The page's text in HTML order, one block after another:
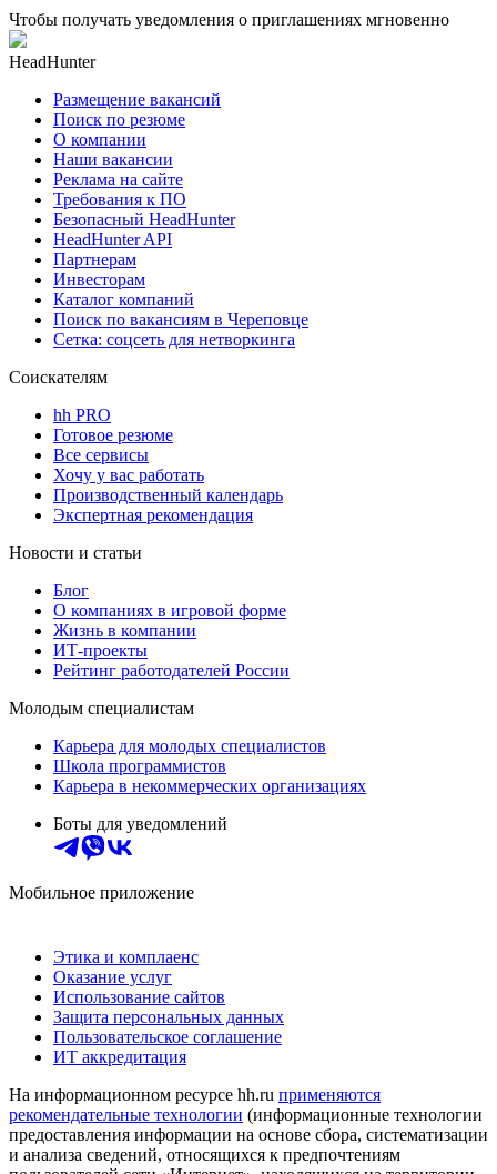
Чтобы получать уведомления о приглашениях мгновенно
HeadHunter
Размещение вакансий
Поиск по резюме
О компании
Наши вакансии
Реклама на сайте
Требования к ПО
Безопасный HeadHunter
HeadHunter API
Партнерам
Инвесторам
Каталог компаний
Поиск по вакансиям в Череповце
Сетка: соцсеть для нетворкинга
Соискателям
hh PRO
Готовое резюме
Все сервисы
Хочу у вас работать
Производственный календарь
Экспертная рекомендация
Новости и статьи
Блог
О компаниях в игровой форме
Жизнь в компании
ИТ-проекты
Рейтинг работодателей России
Молодым специалистам
Карьера для молодых специалистов
Школа программистов
Карьера в некоммерческих организациях
Боты для уведомлений
Мобильное приложение
Этика и комплаенс
Оказание услуг
Использование сайтов
Защита персональных данных
Пользовательское соглашение
ИТ аккредитация
На информационном ресурсе hh.ru применяются
рекомендательные технологии (информационные технологии
предоставления информации на основе сбора, систематизации
и анализа сведений, относящихся к предпочтениям